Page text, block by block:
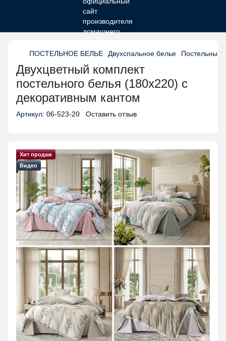
ПОСТЕЛЬНОЕ БЕЛЬЕ Двухспальное белье Постельный
Двухцветный комплект
постельного белья (180х220) с
декоративным кантом
Артикул: 06-523-20 Оставить отзыв
Хит продаж
Видео